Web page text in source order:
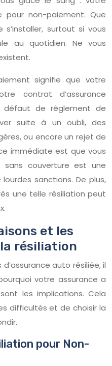
pour non-paiement. Que
surtout si vous
au quotidien. Ne vous
signifie que votre
contrat d’assurance
défaut de règlement de
suite à un oubli, des
ou encore un rejet de
immédiate est que vous
sans couverture est une
sanctions. De plus,
une telle résiliation peut
et les
résiliation
auto résiliée, il
votre assurance a
les implications. Cela
difficultés et de choisir la
pour Non-